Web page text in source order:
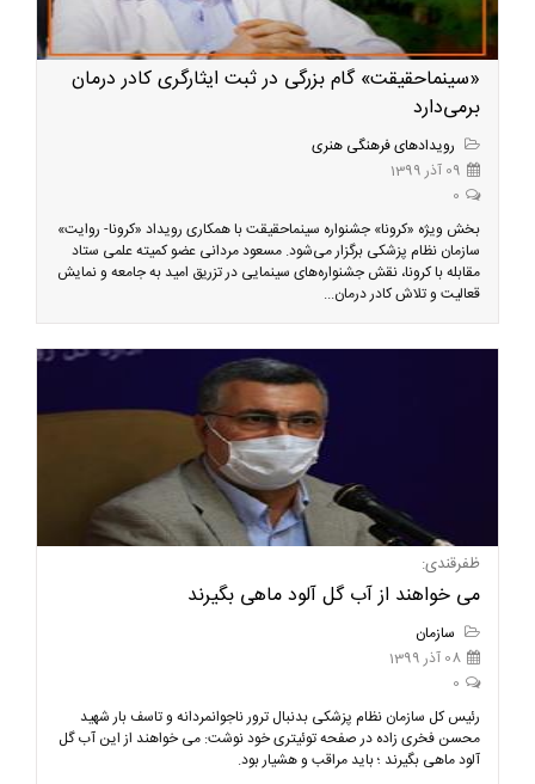
«سینماحقیقت» گام بزرگی در ثبت ایثارگری کادر درمان
برمی‌دارد
رویدادهای فرهنگی هنری
09 آذر 1399
0
بخش ویژه «کرونا» جشنواره سینماحقیقت با همکاری رویداد «کرونا- روایت»
سازمان نظام پزشکی برگزار می‌شود. مسعود مردانی عضو کمیته علمی ستاد
مقابله با کرونا، نقش جشنواره‌های سینمایی در تزریق امید به جامعه و نمایش
قعالیت و تلاش کادر درمان...
ظفرقندی:
می خواهند از آب گل آلود ماهی بگیرند
سازمان
08 آذر 1399
0
رئیس کل سازمان نظام پزشکی بدنبال ترور ناجوانمردانه و تاسف بار شهید
محسن فخری زاده در صفحه توئیتری خود نوشت: می خواهند از این آب گل
آلود ماهی بگیرند ؛ باید مراقب و هشیار بود.